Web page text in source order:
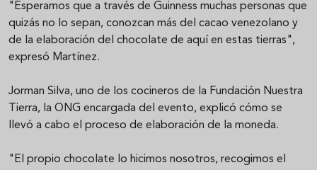
"Esperamos que a través de Guinness muchas personas que
quizás no lo sepan, conozcan más del cacao venezolano y
de la elaboración del chocolate de aquí en estas tierras",
expresó Martínez.
Jorman Silva, uno de los cocineros de la Fundación Nuestra
Tierra, la ONG encargada del evento, explicó cómo se
llevó a cabo el proceso de elaboración de la moneda.
"El propio chocolate lo hicimos nosotros, recogimos el